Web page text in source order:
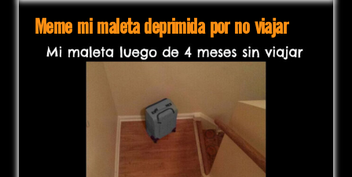
Meme mi maleta deprimida por no viajar